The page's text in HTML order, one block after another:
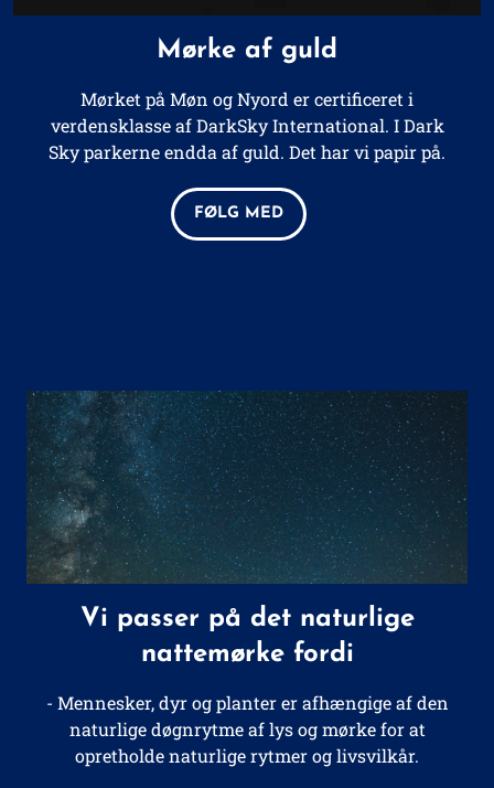
Mørke af guld
Mørket på Møn og Nyord er certificeret i
verdensklasse af DarkSky International. I Dark
Sky parkerne endda af guld. Det har vi papir på.
FØLG MED
Vi passer på det naturlige
nattemørke fordi
- Mennesker, dyr og planter er afhængige af den
naturlige døgnrytme af lys og mørke for at
opretholde naturlige rytmer og livsvilkår.